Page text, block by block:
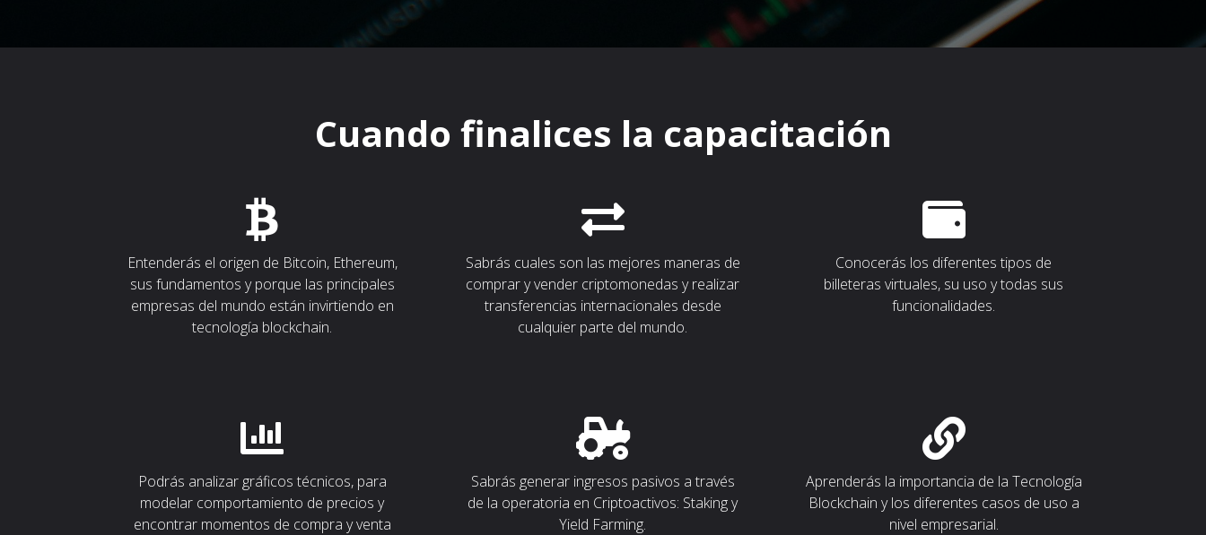
Cuando finalices la capacitación
Entenderás el origen de Bitcoin, Ethereum,
sus fundamentos y porque las principales
empresas del mundo están invirtiendo en
tecnología blockchain.
Sabrás cuales son las mejores maneras de
comprar y vender criptomonedas y realizar
transferencias internacionales desde
cualquier parte del mundo.
Conocerás los diferentes tipos de
billeteras virtuales, su uso y todas sus
funcionalidades.
Podrás analizar gráficos técnicos, para
modelar comportamiento de precios y
encontrar momentos de compra y venta
Sabrás generar ingresos pasivos a través
de la operatoria en Criptoactivos: Staking y
Yield Farming.
Aprenderás la importancia de la Tecnología
Blockchain y los diferentes casos de uso a
nivel empresarial.